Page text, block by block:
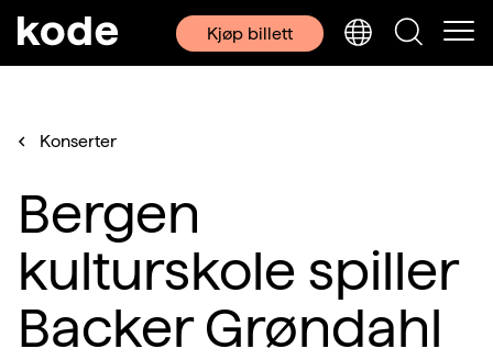
Kjøp billett
Konserter
Bergen
kulturskole spiller
Backer Grøndahl